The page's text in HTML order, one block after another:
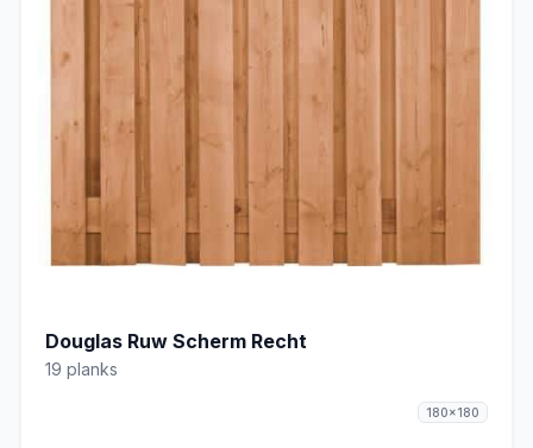
Douglas Ruw Scherm Recht
19 planks
180x180